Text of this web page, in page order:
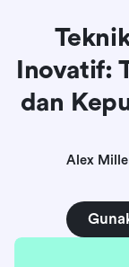
Inovatif:
dan
Alex